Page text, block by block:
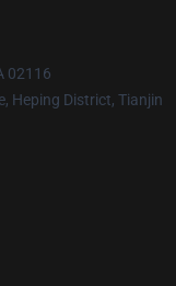
02116
Heping District, Tianjin